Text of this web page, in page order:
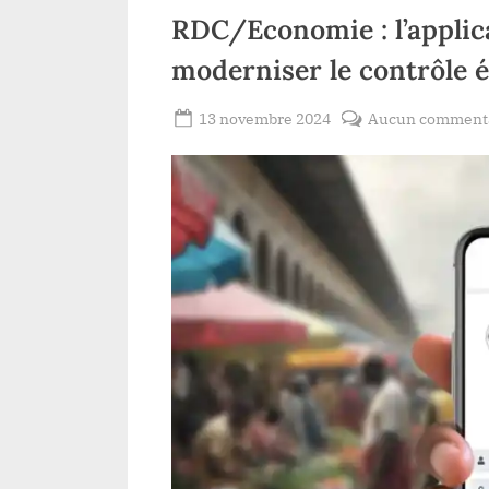
RDC/Economie :
moderniser le contrôle
Posted
13 novembre 2024
ROMEO
Aucun